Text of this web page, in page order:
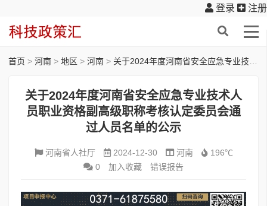
登录 注册
首页 > 河南 > 地区 > 河南 > 关于2024年度河南省安全应急专业技术人员职业资格副高级职称考核认定委员会通过人员名单的公示
关于2024年度河南省安全应急专业技术人
员职业资格副高级职称考核认定委员会通
过人员名单的公示
河南省人社厅 2024-12-30 河南
196℃
0
加入收藏 错误报告